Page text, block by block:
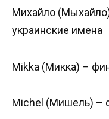
Михайло
украинские имена
Mikka (Микка) –
Michel (Мишель) –